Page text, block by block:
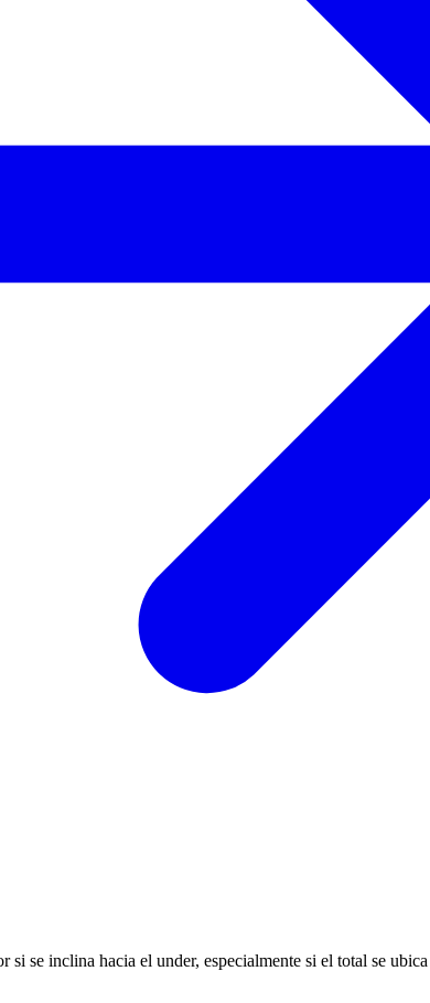
se inclina hacia el under, especialmente si el total se